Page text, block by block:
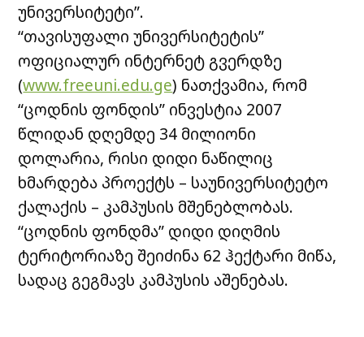
უნივერსიტეტი”.
“თავისუფალი უნივერსიტეტის”
ოფიციალურ ინტერნეტ გვერდზე
(www.freeuni.edu.ge) ნათქვამია, რომ
“ცოდნის ფონდის” ინვესტია 2007
წლიდან დღემდე 34 მილიონი
დოლარია, რისი დიდი ნაწილიც
ხმარდება პროექტს – საუნივერსიტეტო
ქალაქის – კამპუსის მშენებლობას.
“ცოდნის ფონდმა” დიდი დიღმის
ტერიტორიაზე შეიძინა 62 ჰექტარი მიწა,
სადაც გეგმავს კამპუსის აშენებას.